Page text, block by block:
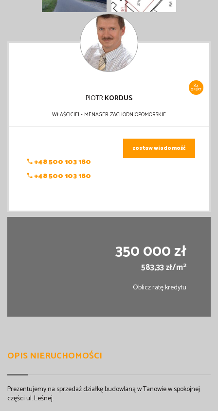
84
OFERT
PIOTRKORDUS
WŁAŚCICIEL- MENAGER ZACHODNIOPOMORSKIE
+48 500 103 180
+48 500 103 180
zostaw wiadomość
350 000 zł
583,33 zł/m2
Oblicz ratę kredytu
OPIS NIERUCHOMOŚCI
Prezentujemy na sprzedaż działkę budowlaną w Tanowie w spokojnej
części ul. Leśnej.